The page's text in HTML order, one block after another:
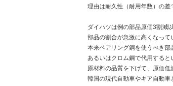
理由は耐久性（耐用年数）の差
ダイハツは例の部品原価3割減
部品の割合が急激に高くなって
本来ベアリング鋼を使うべき部
あるいはクロム鋼で代用すると
原材料の品質を下げて、原価低
韓国の現代自動車やキア自動車